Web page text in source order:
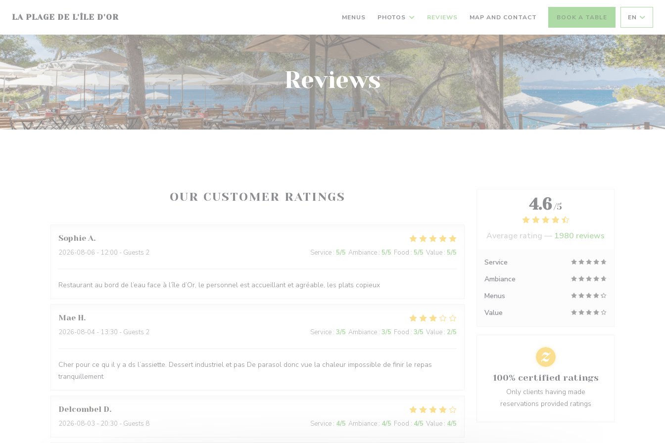
LA PLAGE DE L'ÎLE D'OR MENUS PHOTOS REVIEWS MAP AND CONTACT BOOK A TABLE EN
Reviews
OUR CUSTOMER RATINGS
Sophie A
2026-08-06 - 12:00 - Guests 2 Service : 5/5 Ambiance : 5/5 Food : 5/5 Value : 5/5
Restaurant au bord de l’eau face à l’île d’Or, le personnel est accueillant et agréable, les plats copieux
Mae H
2026-08-04 - 13:30 - Guests 2 Service : 3/5 Ambiance : 3/5 Food : 3/5 Value : 2/5
Cher pour ce qu il y a ds l’assiette. Dessert industriel et pas De parasol donc vue la chaleur impossible de finir le repas
tranquillement
Delcombel D
2026-08-03 - 20:30 - Guests 8 Service : 4/5 Ambiance : 4/5 Food : 4/5 Value : 4/5
4.6 /5
Average rating — 1980 reviews
Service
Ambiance
Menus
Value
100% certified ratings
Only clients having made
reservations provided ratings